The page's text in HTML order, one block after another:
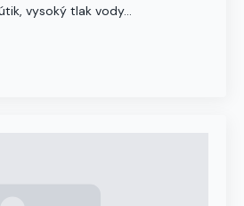
vysoký tlak vody…